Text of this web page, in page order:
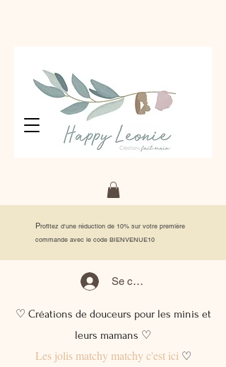
Profitez d'une réduction de 10% sur votre première
commande avec le code BIENVENUE10
Se connecter
♡ Créations de douceurs pour les minis et
leurs mamans ♡
Les jolis matchy matchy c'est ici♡